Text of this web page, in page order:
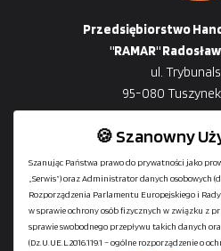
Przedsiębiorstwo
"RAMAR"
ul.
95-080
+48729-
🍪 Szanowny
Szanując Państwa prawo do prywatności jako
„Serwis”) oraz Administrator danych osobowych
Rozporządzenia Parlamentu Europejskiego i Rady
w sprawie ochrony osób fizycznych w związku z
sprawie swobodnego przepływu takich danych
(Dz.U.UE.L.2016.119.1 – ogólne rozporządzenie o